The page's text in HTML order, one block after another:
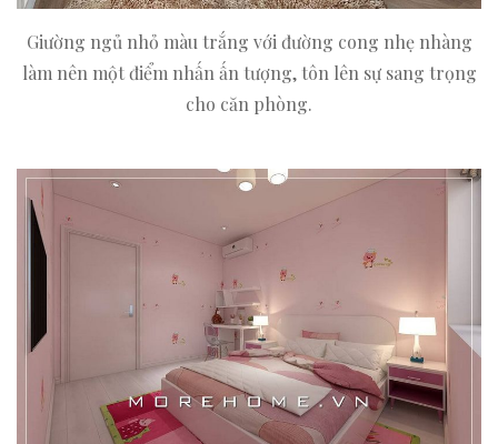
Giường ngủ nhỏ màu trắng với đường cong nhẹ nhàng
làm nên một điểm nhấn ấn tượng, tôn lên sự sang trọng
cho căn phòng.